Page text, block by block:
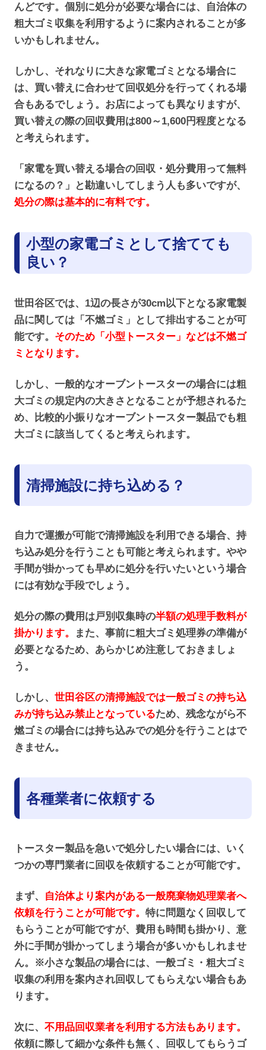
んどです。個別に処分が必要な場合には、自治体の
粗大ゴミ収集を利用するように案内されることが多
いかもしれません。
しかし、それなりに大きな家電ゴミとなる場合に
は、買い替えに合わせて回収処分を行ってくれる場
合もあるでしょう。お店によっても異なりますが、
買い替えの際の回収費用は800～1,600円程度となる
と考えられます。
「家電を買い替える場合の回収・処分費用って無料
になるの？」と勘違いしてしまう人も多いですが、
処分の際は基本的に有料です。
小型の家電ゴミとして捨てても
良い？
世田谷区では、1辺の長さが30cm以下となる家電製
品に関しては「不燃ゴミ」として排出することが可
能です。 そのため「小型トースター」などは不燃ゴ
ミとなります。
しかし、一般的なオーブントースターの場合には粗
大ゴミの規定内の大きさとなることが予想されるた
め、比較的小振りなオーブントースター製品でも粗
大ゴミに該当してくると考えられます。
清掃施設に持ち込める？
自力で運搬が可能で清掃施設を利用できる場合、持
ち込み処分を行うことも可能と考えられます。やや
手間が掛かっても早めに処分を行いたいという場合
には有効な手段でしょう。
処分の際の費用は戸別収集時の半額の処理手数料が
掛かります。
また、事前に粗大ゴミ処理券の準備が
必要となるため、あらかじめ注意しておきましょ
う。
しかし、 世田谷区の清掃施設では一般ゴミの持ち込
みが持ち込み禁止となっているため、残念ながら不
燃ゴミの場合には持ち込みでの処分を行うことはで
きません。
各種業者に依頼する
トースター製品を急いで処分したい場合には、いく
つかの専門業者に回収を依頼することが可能です。
まず、
自治体より案内がある一般廃棄物処理業者へ
依頼を行うことが可能です。 特に問題なく回収して
もらうことが可能ですが、費用も時間も掛かり、意
外に手間が掛かってしまう場合が多いかもしれませ
ん。※小さな製品の場合には、一般ゴミ・粗大ゴミ
収集の利用を案内され回収してもらえない場合もあ
ります。
次に、 不用品回収業者を利用する方法もあります。
依頼に際して細かな条件も無く、回収してもらうゴ